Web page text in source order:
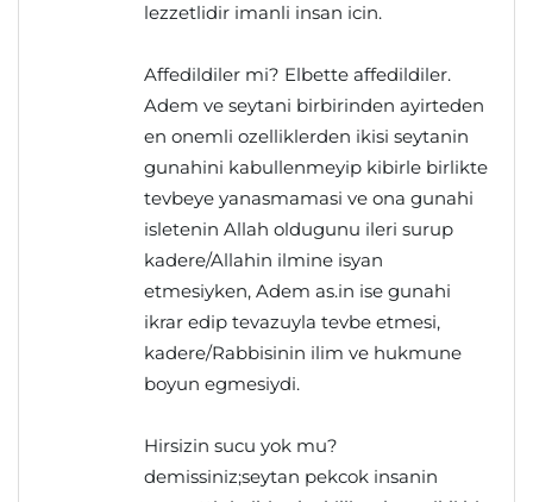
lezzetlidir imanli insan icin.
Affedildiler mi? Elbette affedildiler.
Adem ve seytani birbirinden ayirteden
en onemli ozelliklerden ikisi seytanin
gunahini kabullenmeyip kibirle birlikte
tevbeye yanasmamasi ve ona gunahi
isletenin Allah oldugunu ileri surup
kadere/Allahin ilmine isyan
etmesiyken, Adem as.in ise gunahi
ikrar edip tevazuyla tevbe etmesi,
kadere/Rabbisinin ilim ve hukmune
boyun egmesiydi.
Hirsizin sucu yok mu?
demissiniz;seytan pekcok insanin